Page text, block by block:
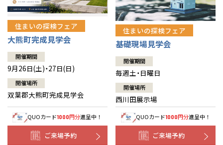
住まいの探検フェア
大熊町完成見学会
開催期間
9月26日(土)・27日(日)
開催場所
双葉郡大熊町完成見学会
QUOカード1000円分進呈中！
ご来場予約
住まいの探検フェア
基礎現場見学会
開催期間
毎週土・日曜日
開催場所
西川田展示場
QUOカード1000円分進呈中！
ご来場予約